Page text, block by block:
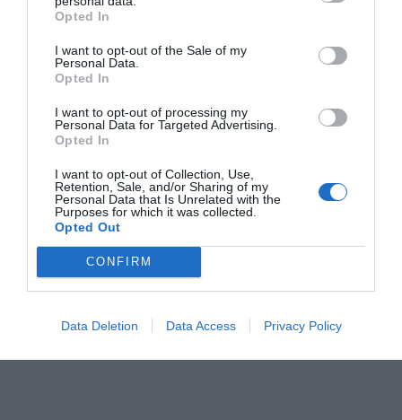
Opted In
I want to opt-out of the Sale of my
Personal Data.
Opted In
I want to opt-out of processing my
Personal Data for Targeted Advertising.
Opted In
I want to opt-out of Collection, Use,
Retention, Sale, and/or Sharing of my
Personal Data that Is Unrelated with the
Purposes for which it was collected.
Opted Out
CONFIRM
Data Deletion Data Access Privacy Policy
mantiene una posición altamente competitiva gracias
a su volumen de producción y su concentración
excepcional de aroma y color.
Factores comerciales que determinan el
coste del kilo
Categoría y hebra